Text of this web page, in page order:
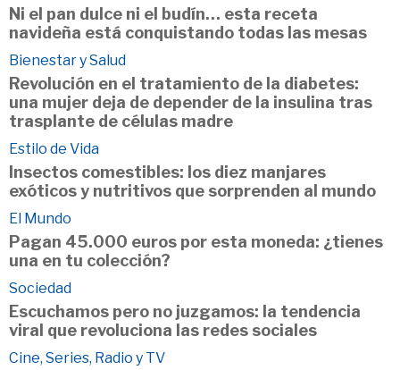
Ni el pan dulce ni el budín… esta receta
navideña está conquistando todas las mesas
Bienestar y Salud
Revolución en el tratamiento de la diabetes:
una mujer deja de depender de la insulina tras
trasplante de células madre
Estilo de Vida
Insectos comestibles: los diez manjares
exóticos y nutritivos que sorprenden al mundo
El Mundo
Pagan 45.000 euros por esta moneda: ¿tienes
una en tu colección?
Sociedad
Escuchamos pero no juzgamos: la tendencia
viral que revoluciona las redes sociales
Cine, Series, Radio y TV